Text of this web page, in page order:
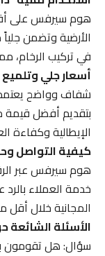
هوم سيرفس على
الأرضية وتضمن
في تركيب الرخام،
أسعار جلي وتلميع
شفاف وواضح يعتمد
بتقديم أفضل قيمة
الإيطالية وكفاءة
كيفية التواصل
هوم سيرفس عبر
خدمة العملاء بالرد
المجانية خلال أقل من 24 ساعة.
الأسئلة الشائعة
سؤال: هل تقومون